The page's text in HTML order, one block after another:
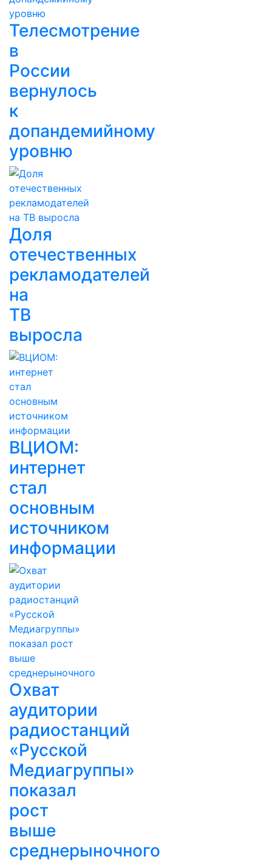
Телесмотрение
в
России
вернулось
к
допандемийному
уровню
Доля
отечественных
рекламодателей
на
ТВ
выросла
ВЦИОМ:
интернет
стал
основным
источником
информации
Охват
аудитории
радиостанций
«Русской
Медиагруппы»
показал
рост
выше
среднерыночного